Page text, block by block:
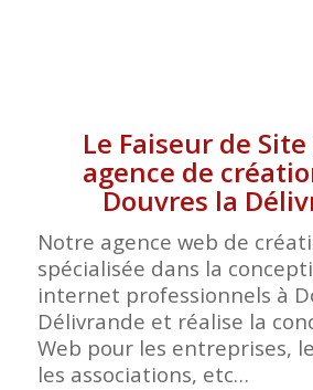
Le Faiseur de
agence de
Douvres la
Notre agence web de
spécialisée dans la
internet professionnels à
Délivrande et réalise la
Web pour les entreprises,
les associations, etc…